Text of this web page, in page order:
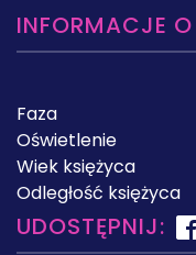
INFORMACJE
Faza
Oświetlenie
Wiek księżyca
Odległość księżyca
UDOSTĘPNIJ: